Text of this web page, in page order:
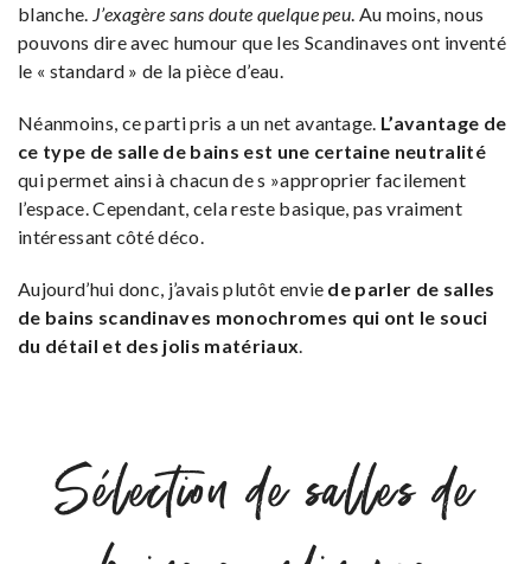
blanche. J’exagère sans doute quelque peu. Au moins, nous
pouvons dire avec humour que les Scandinaves ont inventé
le « standard » de la pièce d’eau.
Néanmoins, ce parti pris a un net avantage. L’avantage de
ce type de salle de bains est une certaine neutralité
qui permet ainsi à chacun de s »approprier facilement
l’espace. Cependant, cela reste basique, pas vraiment
intéressant côté déco.
Aujourd’hui donc, j’avais plutôt envie de parler de salles
de bains scandinaves monochromes qui ont le souci
du détail et des jolis matériaux.
Sélection de salles de